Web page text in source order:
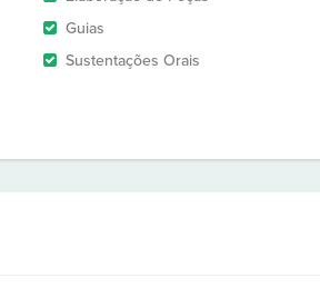
Guias
Sustentações Orais